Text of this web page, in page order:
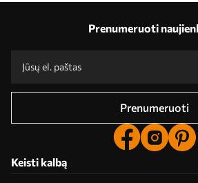
Prenumeruoti
Prenumeruoti
Keisti kalbą